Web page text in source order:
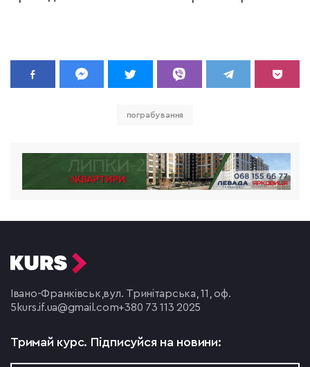
пограбування
Івано-Франківськ,вул. Тринітарська, 11, оф.
5 kurs.if.ua@gmail.com+380 73 113 2025
Тримай курс. Підписуйся на новини: